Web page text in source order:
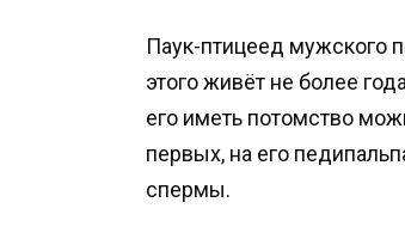
Паук-птицеед мужского
этого живёт не более
его иметь потомство
первых, на его
спермы.